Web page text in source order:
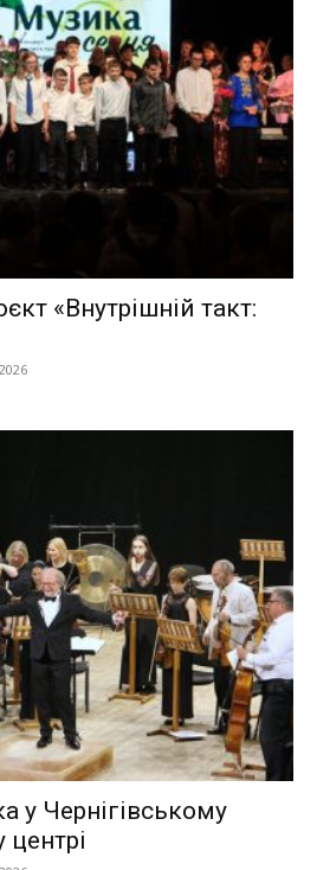
«Внутрішній такт:
у Чернігівському